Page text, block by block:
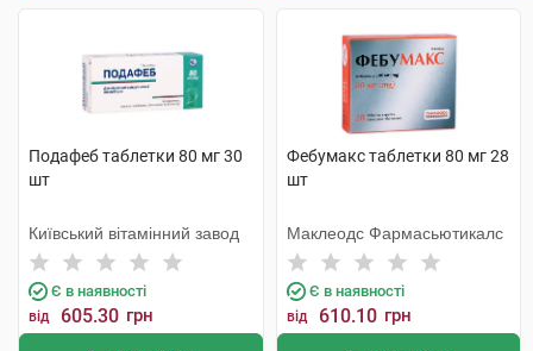
Подафеб таблетки 80 мг 30
шт
Київський вітамінний завод
Є в наявності
від 605.30 грн
Фебумакс таблетки 80 мг 28
шт
Маклеодс Фармасьютикалс
Є в наявності
від 610.10 грн